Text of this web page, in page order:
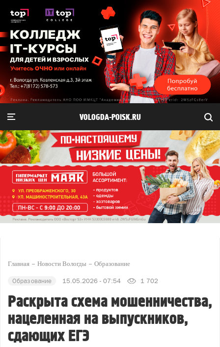
VOLOGDA-POISK.RU
Главная Новости Вологды Образование
Образование 15.05.2026 - 07:54 1 702
Раскрыта схема мошенничества,
нацеленная на выпускников,
сдающих ЕГЭ